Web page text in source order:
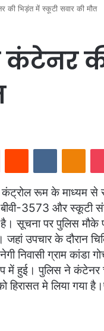
की भिड़ंत में स्कूटी सवार की मौत
कंटेनर
PinterestReddit VKontakte
रूम के माध्यम से
3573 और स्कूटी
है। सूचना पर पुलिस
जहां उपचार के दौरान
ग्राम कांडा
हुई। पुलिस ने कंटेनर
को हिरासत मे लिया